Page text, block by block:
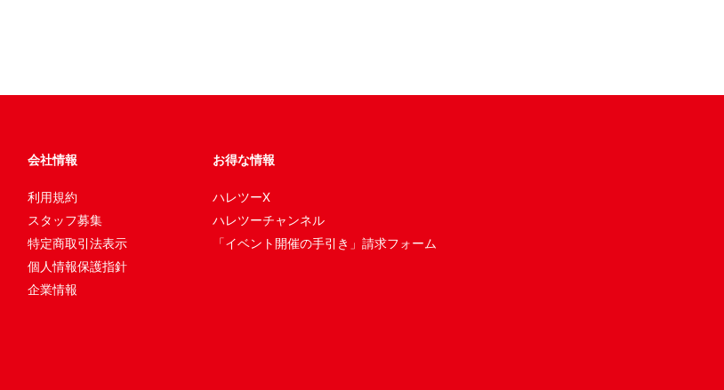
会社情報
利用規約
スタッフ募集
特定商取引法表示
個人情報保護指針
企業情報
お得な情報
ハレツーX
ハレツーチャンネル
「イベント開催の手引き」請求フォーム